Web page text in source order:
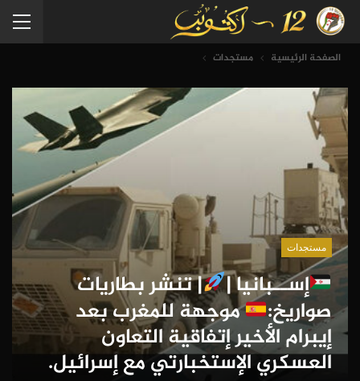
الصفحة الرئيسية مستجدات
مستجدات
إســبانيا |
| تنشر بطاريات
صواريخ:
موجهة للمغرب بعد
إيبرام الأخير إتفاقية التعاون
العسكري الإستخبارتي مع إسرائيل.